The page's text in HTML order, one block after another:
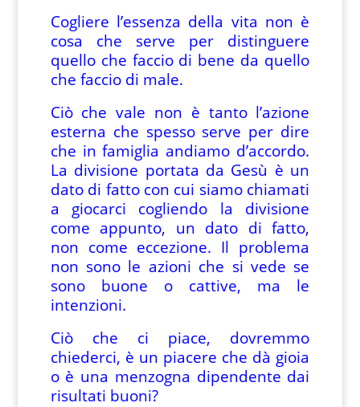
Cogliere l’essenza della vita non è
cosa che serve per distinguere
quello che faccio di bene da quello
che faccio di male.
Ciò che vale non è tanto l’azione
esterna che spesso serve per dire
che in famiglia andiamo d’accordo.
La divisione portata da Gesù è un
dato di fatto con cui siamo chiamati
a giocarci cogliendo la divisione
come appunto, un dato di fatto,
non come eccezione. Il problema
non sono le azioni che si vede se
sono buone o cattive, ma le
intenzioni.
Ciò che ci piace, dovremmo
chiederci, è un piacere che dà gioia
o è una menzogna dipendente dai
risultati buoni?